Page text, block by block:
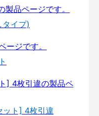
イプ)
ット] 4枚引違